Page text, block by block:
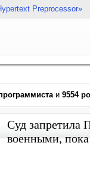
Preprocessor»
и 9554
Суд запретила
военными,